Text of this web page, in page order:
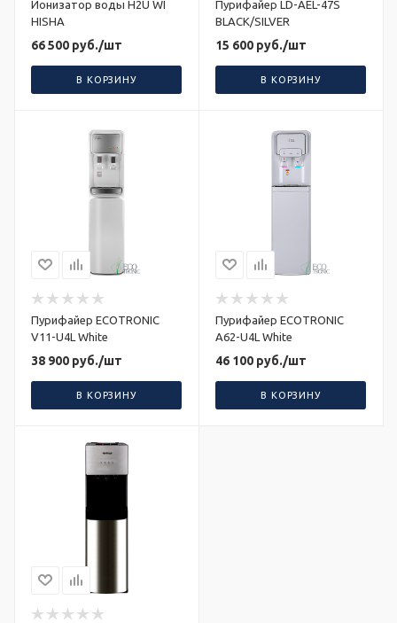
Ионизатор воды H2U WI
HISHA
66 500 руб./шт
В КОРЗИНУ
Пурифайер LD-AEL-47S
BLACK/SILVER
15 600 руб./шт
В КОРЗИНУ
Пурифайер ECOTRONIC
V11-U4L White
38 900 руб./шт
В КОРЗИНУ
Пурифайер ECOTRONIC
A62-U4L White
46 100 руб./шт
В КОРЗИНУ